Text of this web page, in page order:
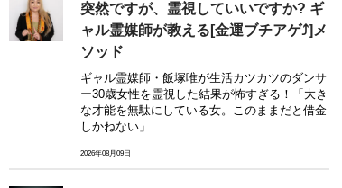
突然ですが、霊視していいですか? ギ
ャル霊媒師が教える[金運ブチアゲ⤴]メ
ソッド
ギャル霊媒師・飯塚唯が生活カツカツのダンサ
ー30歳女性を霊視した結果が怖すぎる！「大き
な才能を無駄にしている女。このままだと借金
しかねない」
2026年08月09日